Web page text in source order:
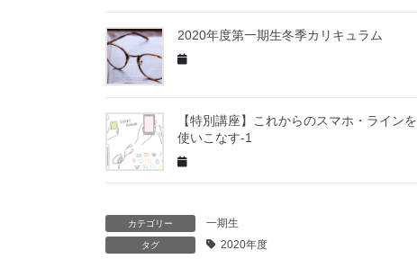
2020年度第一期生冬季カリキュラム
【特別講座】これからのスマホ・ラインを
使いこなす-1
カテゴリー 一期生
タグ 2020年度